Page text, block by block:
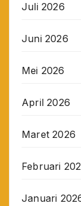
Juli 2026
Juni 2026
Mei 2026
April 2026
Maret 2026
Februari
Januari